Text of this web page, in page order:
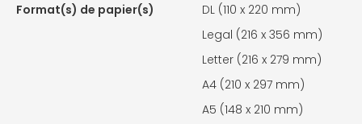
Format(s) de papier(s)
DL (110 x 220 mm)
Legal (216 x 356 mm)
Letter (216 x 279 mm)
A4 (210 x 297 mm)
A5 (148 x 210 mm)